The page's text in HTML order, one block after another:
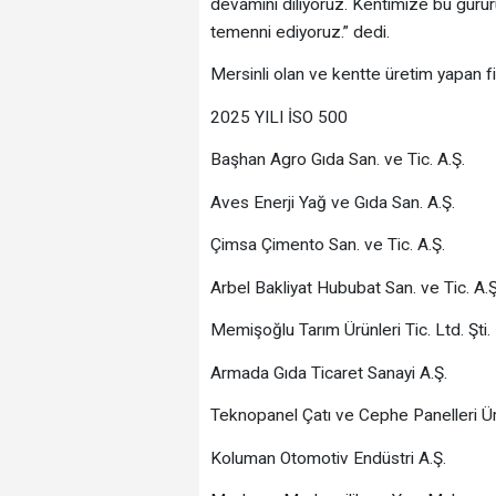
devamını diliyoruz. Kentimize bu
temenni ediyoruz.” dedi.
Mersinli olan ve kentte üretim yapan
2025 YILI İSO 500
Başhan Agro Gıda San. ve Tic. A.Ş.
Aves Enerji Yağ ve Gıda San. A.Ş.
Çimsa Çimento San. ve Tic. A.Ş.
Arbel Bakliyat Hububat San. ve Tic.
Memişoğlu Tarım Ürünleri Tic. Ltd. Şti.
Armada Gıda Ticaret Sanayi A.Ş.
Teknopanel Çatı ve Cephe Panelleri
Koluman Otomotiv Endüstri A.Ş.